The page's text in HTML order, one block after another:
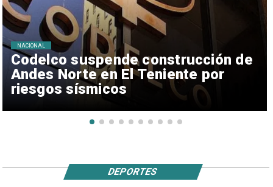
Codelco suspende construcción de
Andes Norte en El Teniente por
riesgos sísmicos
NACIONAL
DEPORTES